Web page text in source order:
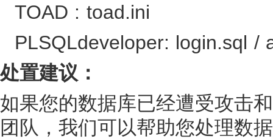
TOAD : toad.ini
PLSQLdeveloper: login.sql /
处置建议：
如果您的数据库已经遭受攻击
团队，我们可以帮助您处理数